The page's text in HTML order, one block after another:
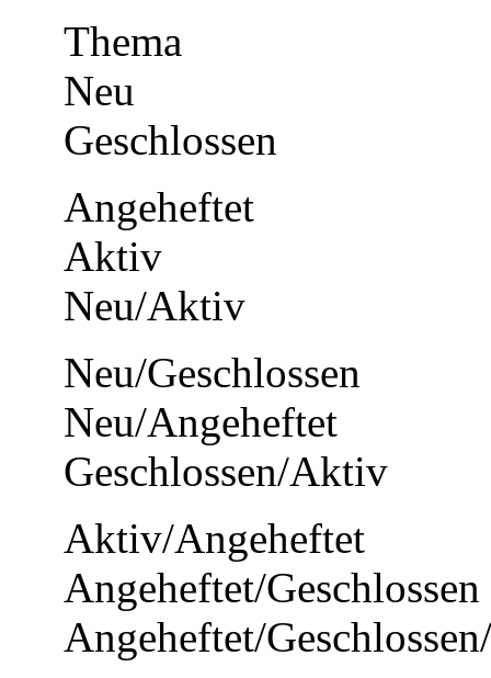
Thema
Neu
Geschlossen
Angeheftet
Aktiv
Neu/Aktiv
Neu/Geschlossen
Neu/Angeheftet
Geschlossen/Aktiv
Aktiv/Angeheftet
Angeheftet/Geschlossen
Angeheftet/